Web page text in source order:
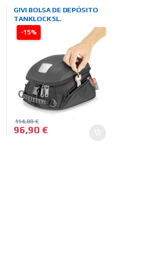
-15%
ALFORJAS-OTROS
GIVI BOLSA DE DEPÓSITO
TANKLOCK 5L.
96,90 €
114,00€